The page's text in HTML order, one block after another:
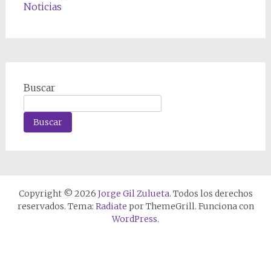
Noticias
Buscar
Buscar
Copyright © 2026 Jorge Gil Zulueta. Todos los derechos
reservados. Tema: Radiate por ThemeGrill. Funciona con
WordPress.